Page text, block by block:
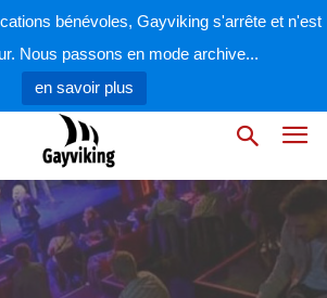
bénévoles, Gayviking s'arrête et n'est
Nous passons en mode archive...
en savoir plus